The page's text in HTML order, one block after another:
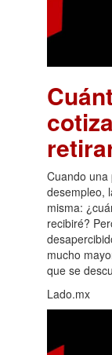
Cuando
desempleo,
misma:
recibiré?
mucho
que se
Lado.mx